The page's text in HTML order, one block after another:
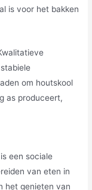
is voor het bakken
om houtskool
as produceert,
een sociale
van eten in
het genieten van